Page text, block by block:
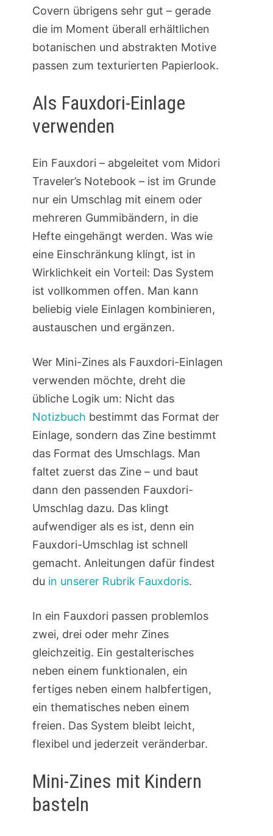
Covern übrigens sehr gut – gerade
die im Moment überall erhältlichen
botanischen und abstrakten Motive
passen zum texturierten Papierlook.
Als Fauxdori-Einlage
verwenden
Ein Fauxdori – abgeleitet vom Midori
Traveler’s Notebook – ist im Grunde
nur ein Umschlag mit einem oder
mehreren Gummibändern, in die
Hefte eingehängt werden. Was wie
eine Einschränkung klingt, ist in
Wirklichkeit ein Vorteil: Das System
ist vollkommen offen. Man kann
beliebig viele Einlagen kombinieren,
austauschen und ergänzen.
Wer Mini-Zines als Fauxdori-Einlagen
verwenden möchte, dreht die
übliche Logik um: Nicht das
Notizbuch bestimmt das Format der
Einlage, sondern das Zine bestimmt
das Format des Umschlags. Man
faltet zuerst das Zine – und baut
dann den passenden Fauxdori-
Umschlag dazu. Das klingt
aufwendiger als es ist, denn ein
Fauxdori-Umschlag ist schnell
gemacht. Anleitungen dafür findest
du in unserer Rubrik Fauxdoris.
In ein Fauxdori passen problemlos
zwei, drei oder mehr Zines
gleichzeitig. Ein gestalterisches
neben einem funktionalen, ein
fertiges neben einem halbfertigen,
ein thematisches neben einem
freien. Das System bleibt leicht,
flexibel und jederzeit veränderbar.
Mini-Zines mit Kindern
basteln